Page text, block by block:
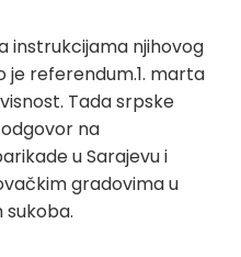
instrukcijama njihovog
referendum.1. marta
Tada srpske
na
u Sarajevu i
gradovima u
sukoba.